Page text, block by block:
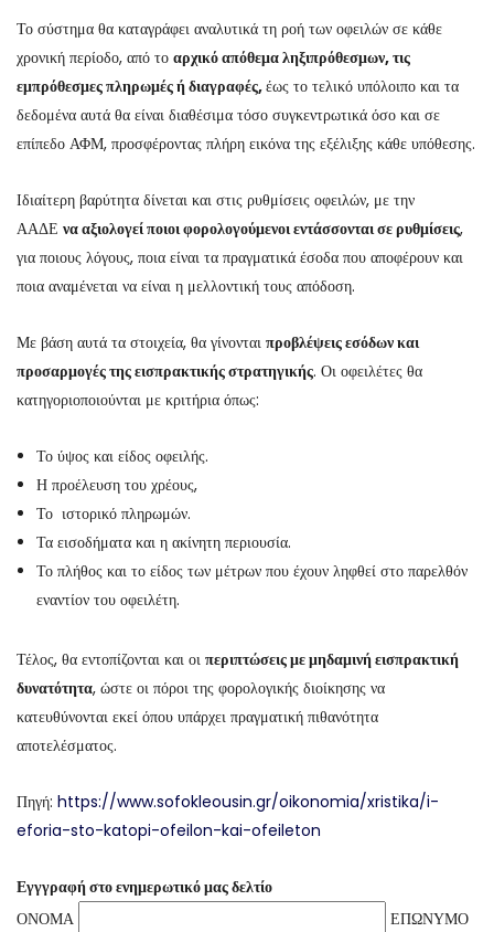
Το σύστημα θα καταγράφει αναλυτικά τη ροή των οφειλών σε κάθε
χρονική περίοδο, από το αρχικό απόθεμα ληξιπρόθεσμων, τις
εμπρόθεσμες πληρωμές ή διαγραφές,έως το τελικό υπόλοιπο και τα
δεδομένα αυτά θα είναι διαθέσιμα τόσο συγκεντρωτικά όσο και σε
επίπεδο ΑΦΜ, προσφέροντας πλήρη εικόνα της εξέλιξης κάθε υπόθεσης.
Ιδιαίτερη βαρύτητα δίνεται και στις ρυθμίσεις οφειλών, με την
ΑΑΔΕ να αξιολογεί ποιοι φορολογούμενοι εντάσσονται σε ρυθμίσεις,
για ποιους λόγους, ποια είναι τα πραγματικά έσοδα που αποφέρουν και
ποια αναμένεται να είναι η μελλοντική τους απόδοση.
Με βάση αυτά τα στοιχεία, θα γίνονται προβλέψεις εσόδων και
προσαρμογές της εισπρακτικής στρατηγικής. Οι οφειλέτες θα
κατηγοριοποιούνται με κριτήρια όπως:
Το ύψος και είδος οφειλής.
Η προέλευση του χρέους,
Το ιστορικό πληρωμών.
Τα εισοδήματα και η ακίνητη περιουσία.
Το πλήθος και το είδος των μέτρων που έχουν ληφθεί στο παρελθόν
εναντίον του οφειλέτη.
Τέλος, θα εντοπίζονται και οι περιπτώσεις με μηδαμινή εισπρακτική
δυνατότητα, ώστε οι πόροι της φορολογικής διοίκησης να
κατευθύνονται εκεί όπου υπάρχει πραγματική πιθανότητα
αποτελέσματος.
Πηγή: https://www.sofokleousin.gr/oikonomia/xristika/i-
eforia-sto-katopi-ofeilon-kai-ofeileton
Εγγγραφή στο ενημερωτικό μας δελτίο
ΟΝΟΜΑ
ΕΠΩΝΥΜΟ